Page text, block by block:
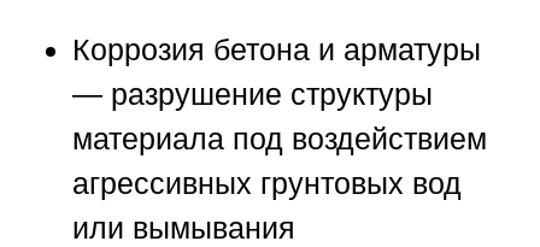
Коррозия бетона и арматуры
— разрушение структуры
материала под воздействием
агрессивных грунтовых вод
или вымывания